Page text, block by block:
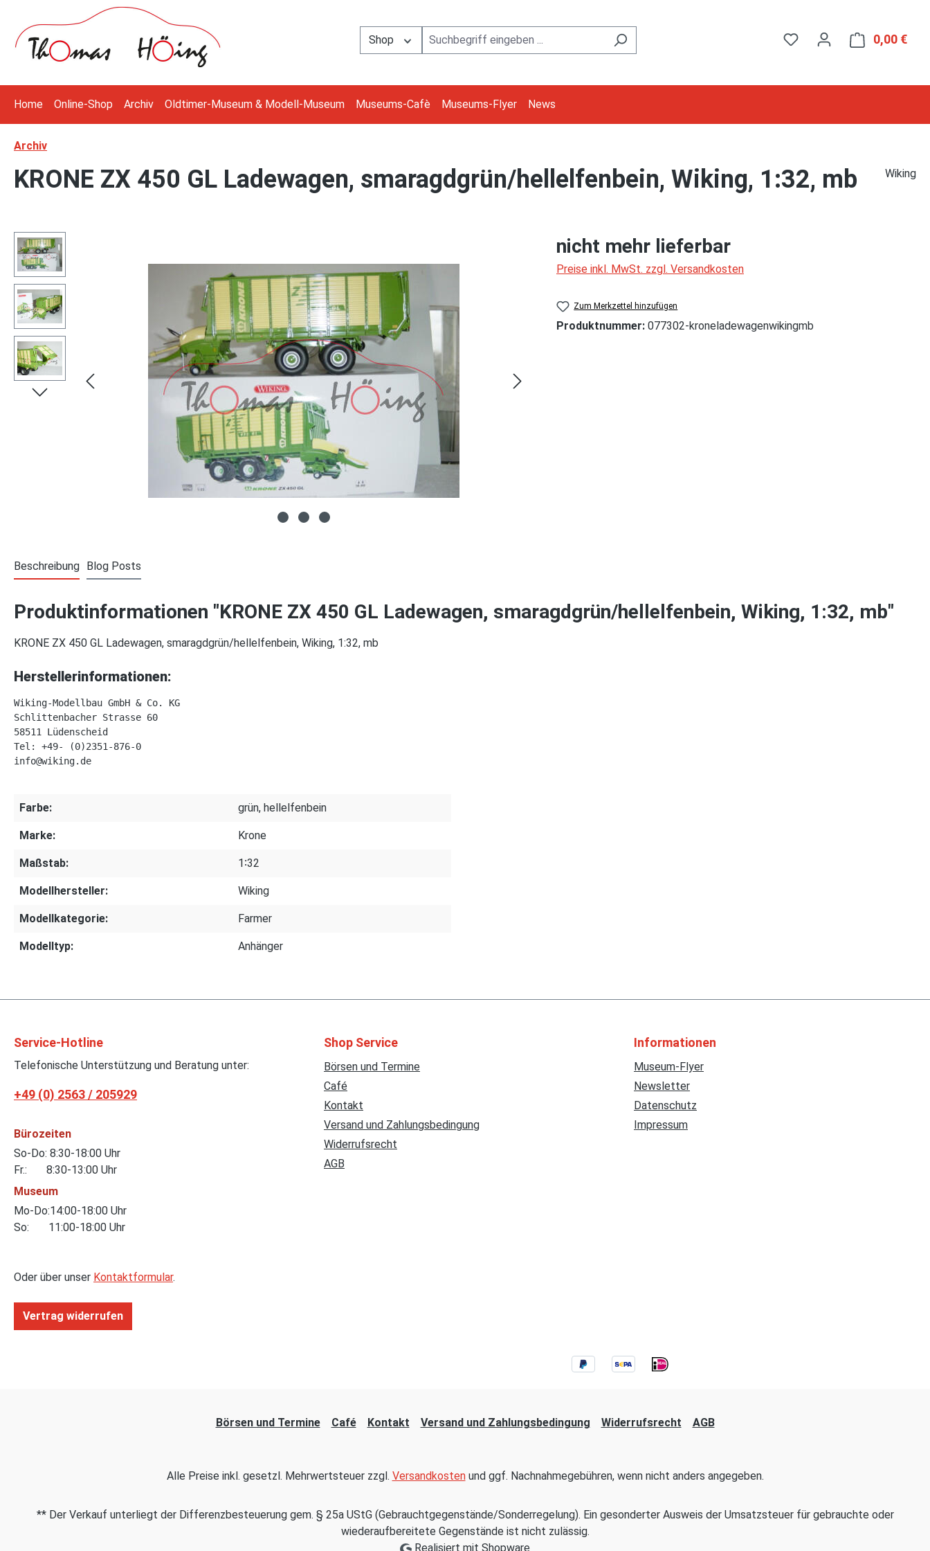
Hauptinhalt springen
Zur Suche springen
Zur Hauptnavigation springen
Shop
0,00 €
Home Online-Shop Archiv Oldtimer-Museum & Modell-Museum Museums-Cafè Museums-Flyer News
Archiv
KRONE ZX 450 GL Ladewagen, smaragdgrün/hellelfenbein, Wiking, 1:32, mb Wiking
Bildergalerie überspringen nicht mehr lieferbar
Preise inkl. MwSt. zzgl. Versandkosten
Zum Merkzettel hinzufügen
Produktnummer: 077302-kroneladewagenwikingmb
Beschreibung Blog Posts
Produktinformationen "KRONE ZX 450 GL Ladewagen, smaragdgrün/hellelfenbein, Wiking, 1:32, mb"
KRONE ZX 450 GL Ladewagen, smaragdgrün/hellelfenbein, Wiking, 1:32, mb
Herstellerinformationen:
Wiking-Modellbau GmbH & Co. KG
Schlittenbacher Strasse 60
58511 Lüdenscheid
Tel: +49- (0)2351-876-0
Farbe: grün, hellelfenbein
Marke: Krone
Maßstab: 1∶32
Modellhersteller: Wiking
Modellkategorie: Farmer
Modelltyp: Anhänger
Service-Hotline
Telefonische Unterstützung und Beratung unter:
+49 (0) 2563 / 205929
Bürozeiten
So-Do: 8:30-18:00 Uhr
Fr.: 8:30-13:00 Uhr
Museum
Mo-Do:14:00-18:00 Uhr
So: 11:00-18:00 Uhr
Oder über unser Kontaktformular.
Vertrag widerrufen
Shop Service
Börsen und Termine
Café
Kontakt
Versand und Zahlungsbedingung
Widerrufsrecht
AGB
Informationen
Museum-Flyer
Newsletter
Datenschutz
Impressum
Börsen und Termine Café Kontakt Versand und Zahlungsbedingung Widerrufsrecht AGB
Alle Preise inkl. gesetzl. Mehrwertsteuer zzgl. Versandkostenund ggf. Nachnahmegebühren, wenn nicht anders angegeben.
** Der Verkauf unterliegt der Differenzbesteuerung gem. § 25a UStG (Gebrauchtgegenstände/Sonderregelung). Ein gesonderter Ausweis der Umsatzsteuer für gebrauchte oder
wiederaufbereitete Gegenstände ist nicht zulässig.
Realisiert mit Shopware